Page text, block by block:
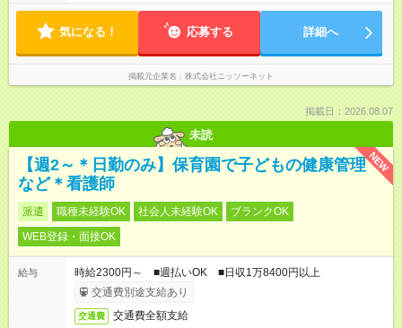
気になる！ 応募する 詳細へ
掲載元企業名 株式会社ニッソーネット
掲載日：2026.08.07
未読
NEW
【週2～＊日勤のみ】保育園で子どもの健康管理
など＊看護師
派遣 職種未経験OK 社会人未経験OK
ブランクOK
WEB登録・面接OK
給与
時給2300円～ ■週払いOK ■日収1万8400円以上
交通費別途支給あり
交通費 交通費全額支給